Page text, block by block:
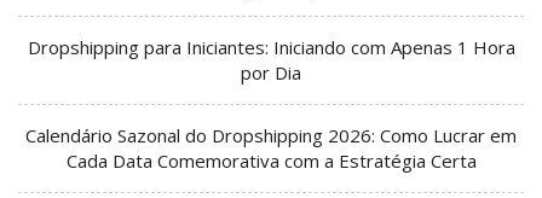
Dropshipping para Iniciantes: Iniciando com Apenas 1 Hora
por Dia
Calendário Sazonal do Dropshipping 2026: Como Lucrar em
Cada Data Comemorativa com a Estratégia Certa